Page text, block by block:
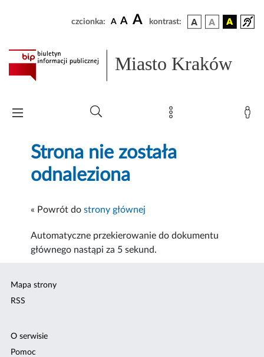
czcionka: A A A kontrast:
Miasto Kraków
Strona nie została
odnaleziona
« Powrót dostrony głównej
Automatyczne przekierowanie do dokumentu
głównego nastąpi za 5 sekund.
Mapa strony
RSS
O serwisie
Pomoc